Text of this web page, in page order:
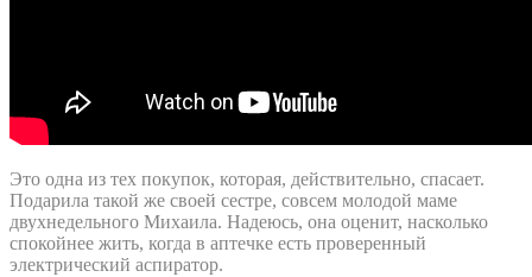
Это одна из тех покупок, которая, действительно, спасает.
Подарила такой же своей сестре, совсем молодой маме
двухнедельного Михаила. Надеюсь, она оценит, насколько
спокойнее жить, когда в аптечке есть проверенный
электрический аспиратор.